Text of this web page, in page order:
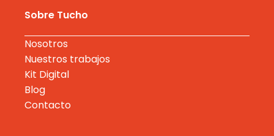
Sobre Tucho
Nosotros
Nuestros trabajos
Kit Digital
Blog
Contacto